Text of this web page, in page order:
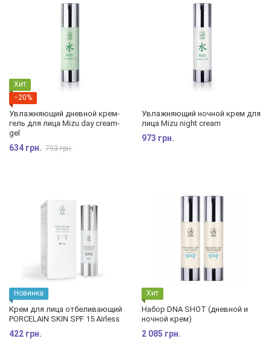
Хит
−20%
Увлажняющий дневной крем-
гель для лица Mizu day cream-
gel
634 грн. 793 грн.
Увлажняющий ночной крем для
лица Mizu night cream
973 грн.
Новинка
Крем для лица отбеливающий
PORCELAIN SKIN SPF 15 Airless
422 грн.
Хит
Набор DNA SHOT (дневной и
ночной крем)
2 085 грн.